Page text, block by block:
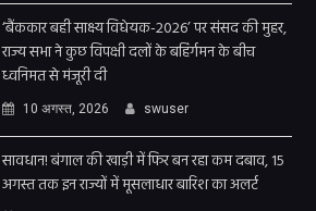
‘बैंककार बही साक्ष्य विधेयक-2026’ पर संसद की मुहर,
राज्य सभा ने कुछ विपक्षी दलों के बहिंर्गमन के बीच
ध्वनिमत से मंजूरी दी
10 अगस्त, 2026 swuser
सावधान! बंगाल की खाड़ी में फिर बन रहा कम दबाव, 15
अगस्त तक इन राज्यों में मूसलाधार बारिश का अलर्ट